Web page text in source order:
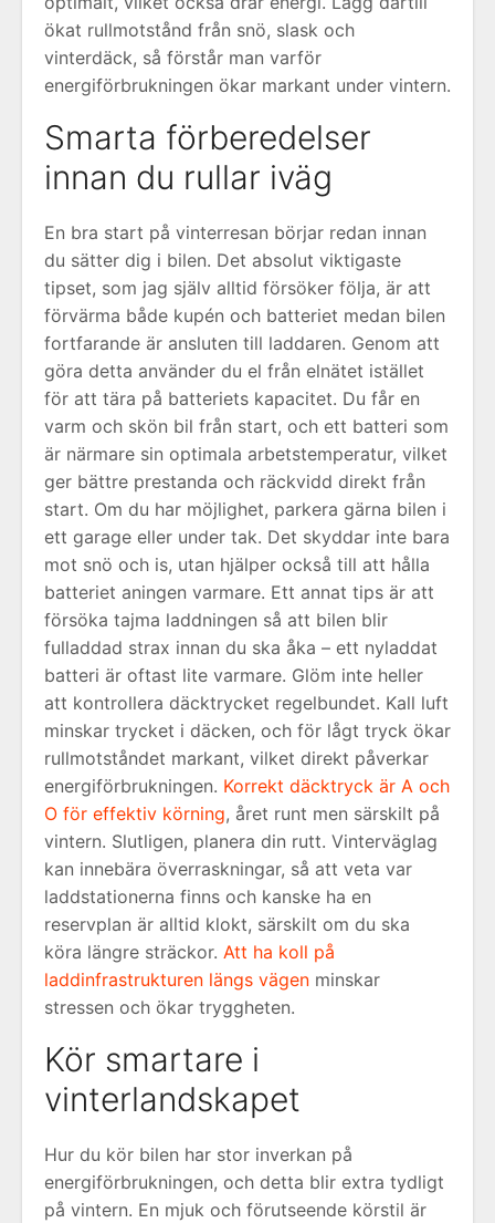
ökat rullmotstånd från snö, slask och
vinterdäck, så förstår man varför
energiförbrukningen ökar markant under vintern.
Smarta förberedelser
innan du rullar iväg
En bra start på vinterresan börjar redan innan
du sätter dig i bilen. Det absolut viktigaste
tipset, som jag själv alltid försöker följa, är att
förvärma både kupén och batteriet medan bilen
fortfarande är ansluten till laddaren. Genom att
göra detta använder du el från elnätet istället
för att tära på batteriets kapacitet. Du får en
varm och skön bil från start, och ett batteri som
är närmare sin optimala arbetstemperatur, vilket
ger bättre prestanda och räckvidd direkt från
start. Om du har möjlighet, parkera gärna bilen i
ett garage eller under tak. Det skyddar inte bara
mot snö och is, utan hjälper också till att hålla
batteriet aningen varmare. Ett annat tips är att
försöka tajma laddningen så att bilen blir
fulladdad strax innan du ska åka – ett nyladdat
batteri är oftast lite varmare. Glöm inte heller
att kontrollera däcktrycket regelbundet. Kall luft
minskar trycket i däcken, och för lågt tryck ökar
rullmotståndet markant, vilket direkt påverkar
energiförbrukningen. Korrekt däcktryck är A och
O för effektiv körning, året runt men särskilt på
vintern. Slutligen, planera din rutt. Vinterväglag
kan innebära överraskningar, så att veta var
laddstationerna finns och kanske ha en
reservplan är alltid klokt, särskilt om du ska
köra längre sträckor. Att ha koll på
laddinfrastrukturen längs vägen minskar
stressen och ökar tryggheten.
Kör smartare i
vinterlandskapet
Hur du kör bilen har stor inverkan på
energiförbrukningen, och detta blir extra tydligt
på vintern. En mjuk och förutseende körstil är